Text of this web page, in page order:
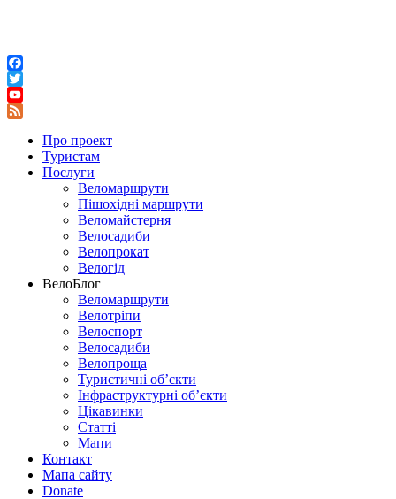
Facebook
Twitter
YouTube
Про проект
Туристам
Послуги
Веломаршрути
Пішохідні маршрути
Веломайстерня
Велосадиби
Велопрокат
Велогід
ВелоБлог
Веломаршрути
Велотріпи
Велоспорт
Велосадиби
Велопроща
Туристичні об’єкти
Інфраструктурні об’єкти
Цікавинки
Статті
Мапи
Контакт
Мапа сайту
Donate